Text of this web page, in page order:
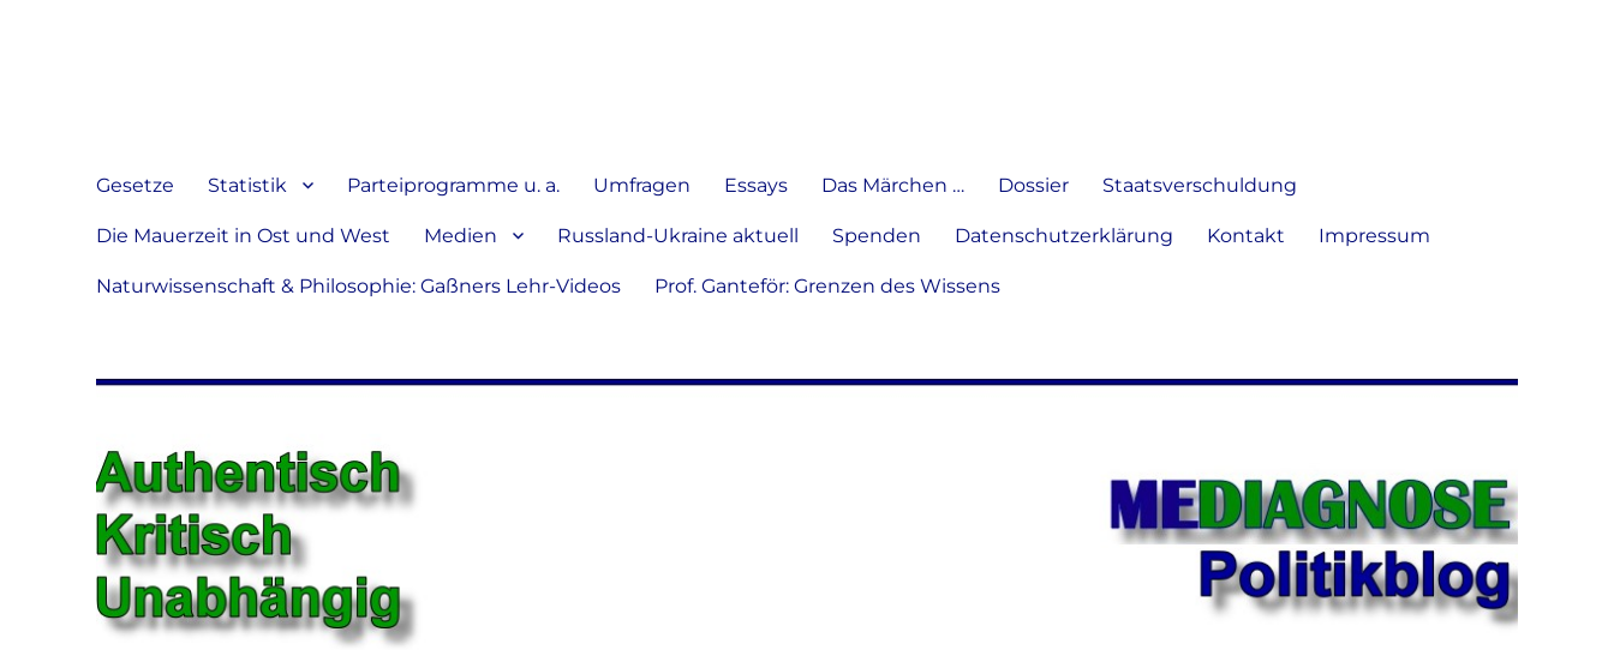
verbreiten
Gesetze Statistik Parteiprogramme u. a. Umfragen Essays Das Märchen … Dossier Staatsverschuldung
Die Mauerzeit in Ost und West Medien Russland-Ukraine aktuell Spenden Datenschutzerklärung Kontakt Impressum
Naturwissenschaft & Philosophie: Gaßners Lehr-Videos Prof. Ganteför: Grenzen des Wissens